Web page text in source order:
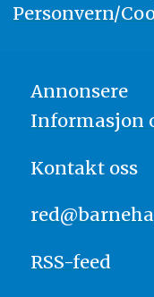
Personvern/
Annonsere
Informasjon
Kontakt oss
RSS-feed